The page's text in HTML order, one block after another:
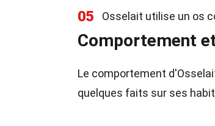
05 Osselait utilise un os
Comportement
Le comportement
quelques faits sur ses